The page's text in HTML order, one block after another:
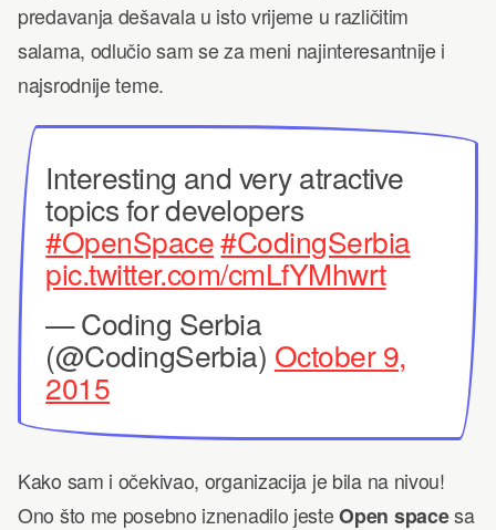
predavanja dešavala u isto vrijeme u različitim
salama, odlučio sam se za meni najinteresantnije i
najsrodnije teme.
Interesting and very atractive
topics for developers
#OpenSpace#CodingSerbia
pic.twitter.com/cmLfYMhwrt
— Coding Serbia
(@CodingSerbia) October 9,
2015
Kako sam i očekivao, organizacija je bila na nivou!
Ono što me posebno iznenadilo jesteOpen spacesa